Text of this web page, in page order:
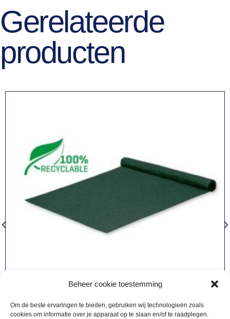
Beheer cookie toestemming
Om de beste ervaringen te bieden, gebruiken wij technologieën zoals
cookies om informatie over je apparaat op te slaan en/of te raadplegen.
Gerelateerde
producten